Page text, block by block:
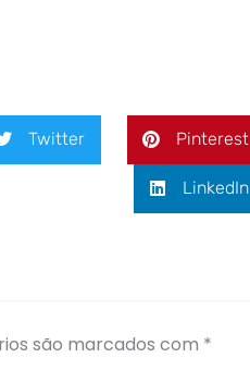
Twitter Pinterest
LinkedIn
são marcados com *